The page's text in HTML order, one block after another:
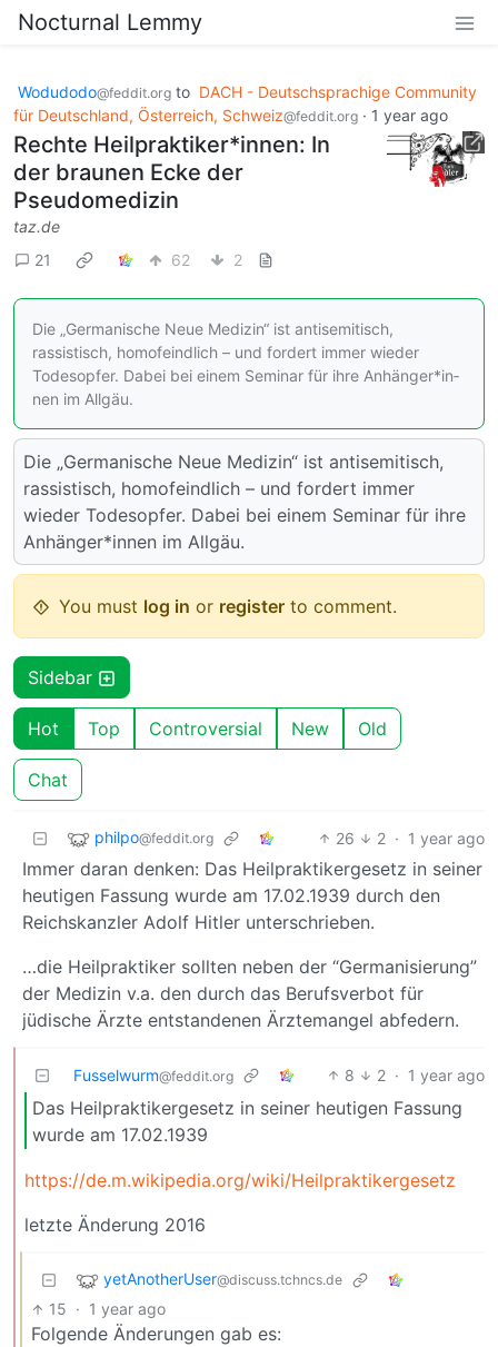
Nocturnal Lemmy
Wodudodo@feddit.org to DACH - Deutschsprachige Community
für Deutschland, Österreich, Schweiz@feddit.org · 1 year ago
Rechte Heil­prak­ti­ke­r*in­nen: In
der braunen Ecke der
Pseudomedizin
taz.de
21
62 2
Die „Germanische Neue Medizin“ ist antisemitisch,
rassistisch, homofeindlich – und fordert immer wieder
Todesopfer. Dabei bei einem Seminar für ihre An­hän­ge­r*in­
nen im Allgäu.
Die „Germanische Neue Medizin“ ist antisemitisch,
rassistisch, homofeindlich – und fordert immer
wieder Todesopfer. Dabei bei einem Seminar für ihre
An­hän­ge­r*in­nen im Allgäu.
You must log in or register to comment.
Sidebar
Hot Top Controversial New Old
Chat
philpo@feddit.org 26 2 · 1 year ago
Immer daran denken: Das Heilpraktikergesetz in seiner
heutigen Fassung wurde am 17.02.1939 durch den
Reichskanzler Adolf Hitler unterschrieben.
…die Heilpraktiker sollten neben der “Germanisierung”
der Medizin v.a. den durch das Berufsverbot für
jüdische Ärzte entstandenen Ärztemangel abfedern.
Fusselwurm@feddit.org 8 2 · 1 year ago
Das Heilpraktikergesetz in seiner heutigen Fassung
wurde am 17.02.1939
https://de.m.wikipedia.org/wiki/Heilpraktikergesetz
letzte Änderung 2016
yetAnotherUser@discuss.tchncs.de
15 · 1 year ago
Folgende Änderungen gab es: